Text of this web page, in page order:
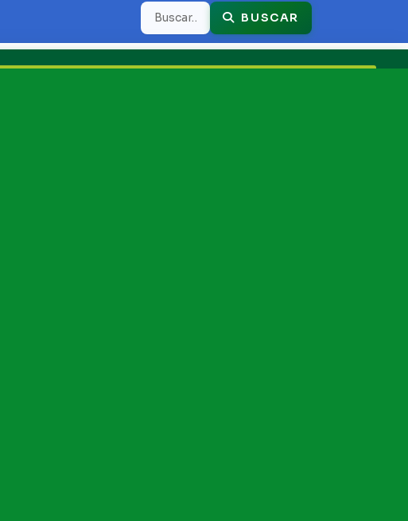
Buscar BUSCAR